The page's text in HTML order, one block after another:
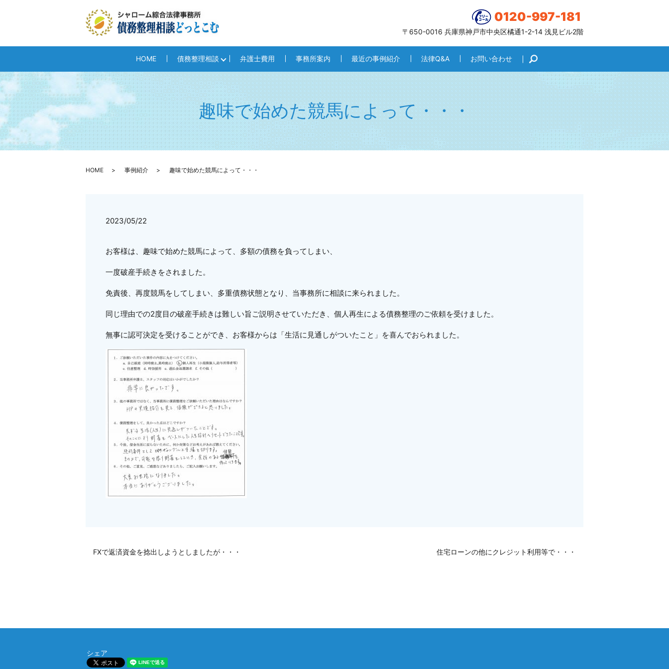
0120-997-181
〒650-0016 兵庫県神戸市中央区橘通1-2-14 浅見ビル2階
HOME 債務整理相談 弁護士費用 事務所案内 最近の事例紹介 法律Q&A お問い合わせ search
趣味で始めた競馬によって・・・
HOME 事例紹介 趣味で始めた競馬によって・・・
2023/05/22
お客様は、趣味で始めた競馬によって、多額の債務を負ってしまい、
一度破産手続きをされました。
免責後、再度競馬をしてしまい、多重債務状態となり、当事務所に相談に来られました。
同じ理由での2度目の破産手続きは難しい旨ご説明させていただき、個人再生による債務整理のご依頼を受けました。
無事に認可決定を受けることができ、お客様からは「生活に見通しがついたこと」を喜んでおられました。
FXで返済資金を捻出しようとしましたが・・・ 住宅ローンの他にクレジット利用等で・・・
シェア